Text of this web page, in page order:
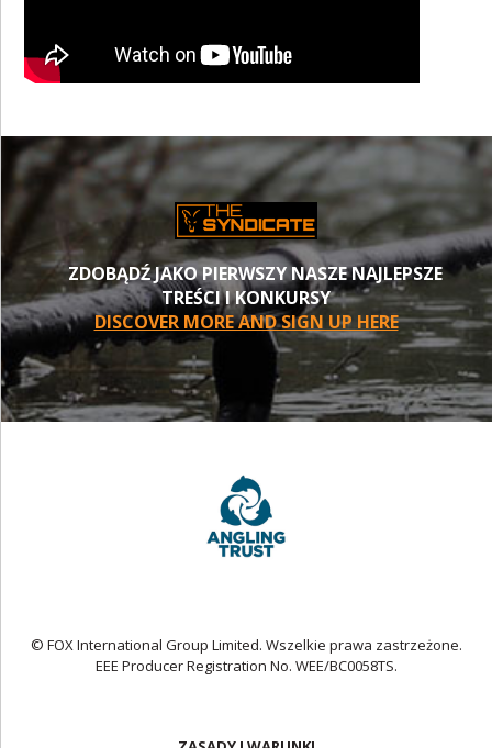
ZDOBĄDŹ JAKO PIERWSZY NASZE NAJLEPSZE
TREŚCI I KONKURSY
DISCOVER MORE AND SIGN UP HERE
© FOX International Group Limited. Wszelkie prawa zastrzeżone.
EEE Producer Registration No. WEE/BC0058TS.